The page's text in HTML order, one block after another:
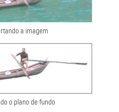
a imagem
o plano de fundo